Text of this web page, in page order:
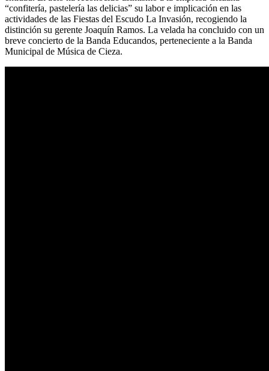
“confitería, pastelería las delicias” su labor e implicación en las
actividades de las Fiestas del Escudo La Invasión, recogiendo la
distinción su gerente Joaquín Ramos. La velada ha concluido con un
breve concierto de la Banda Educandos, perteneciente a la Banda
Municipal de Música de Cieza.